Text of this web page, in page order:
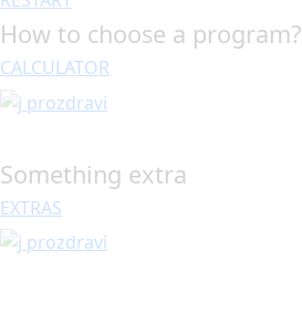
How to choose a program?
CALCULATOR
Something extra
EXTRAS